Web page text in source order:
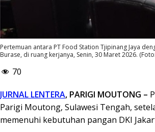
Pertemuan antara PT Food Station Tjipinang Jaya
Burase, di ruang kerjanya, Senin, 30 Maret 2026.
70
JURNAL LENTERA, PARIGI MOUTONG –
Parigi Moutong, Sulawesi Tengah,
memenuhi kebutuhan pangan DKI